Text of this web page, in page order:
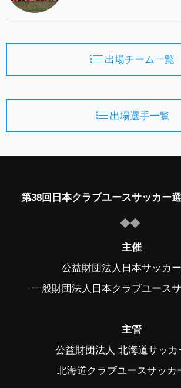
出場チーム一覧
出場選手一覧
第38回日本クラブユースサッカー
主催
公益財団法人日本サッカ
一般財団法人日本クラブユース
主管
公益財団法人 北海道サッカ
北海道クラブユースサッカ